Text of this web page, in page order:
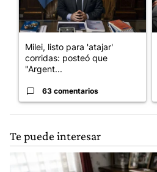
Milei, listo para 'atajar'
corridas: posteó que
"Argent...
63 comentarios